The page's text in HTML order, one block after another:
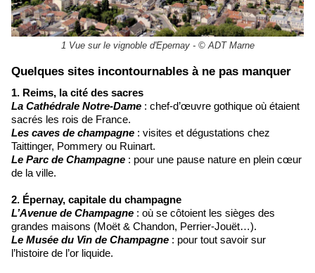
1 Vue sur le vignoble d'Epernay - © ADT Marne
Quelques sites incontournables à ne pas manquer
1. Reims, la cité des sacres
La Cathédrale Notre-Dame : chef-d’œuvre gothique où étaient
sacrés les rois de France.
Les caves de champagne : visites et dégustations chez
Taittinger, Pommery ou Ruinart.
Le Parc de Champagne : pour une pause nature en plein cœur
de la ville.
2. Épernay, capitale du champagne
L’Avenue de Champagne : où se côtoient les sièges des
grandes maisons (Moët & Chandon, Perrier-Jouët…).
Le Musée du Vin de Champagne : pour tout savoir sur
l’histoire de l’or liquide.